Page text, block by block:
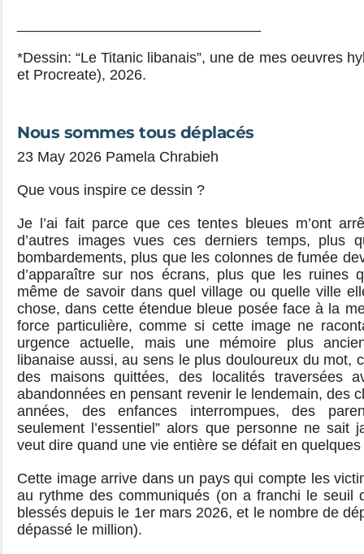
*Dessin: “Le Titanic libanais”, une de mes oeuvres
et Procreate), 2026.
Nous sommes tous déplacés
23 May 2026 Pamela Chrabieh
Que vous inspire ce dessin ?
Je l’ai fait parce que ces tentes bleues m’ont
d’autres images vues ces derniers temps, plus
bombardements, plus que les colonnes de fumée
d’apparaître sur nos écrans, plus que les ruines
même de savoir dans quel village ou quelle ville
chose, dans cette étendue bleue posée face à la
force particulière, comme si cette image ne
urgence actuelle, mais une mémoire plus
libanaise aussi, au sens le plus douloureux du mot,
des maisons quittées, des localités traversées
abandonnées en pensant revenir le lendemain, des
années, des enfances interrompues, des
seulement l’essentiel” alors que personne ne sait
veut dire quand une vie entière se défait en
Cette image arrive dans un pays qui compte les
au rythme des communiqués (on a franchi le seuil
blessés depuis le 1er mars 2026, et le nombre de
dépassé le million).